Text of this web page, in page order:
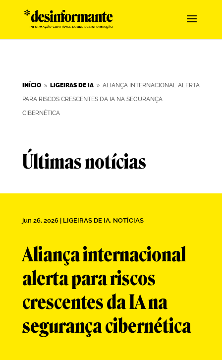
INÍCIO 9 LIGEIRAS DE IA 9 ALIANÇA INTERNACIONAL ALERTA
PARA RISCOS CRESCENTES DA IA NA SEGURANÇA
CIBERNÉTICA
Últimas notícias
jun 26, 2026| LIGEIRAS DE IA, NOTÍCIAS
Aliança internacional
alerta para riscos
crescentes da IA na
segurança cibernética